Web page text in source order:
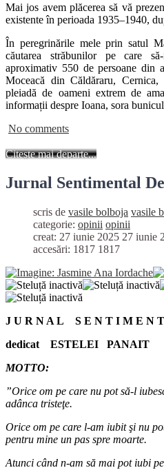
Mai jos avem plăcerea să vă
existente în perioada 1935–1940,
În peregrinările mele prin satul
căutarea străbunilor pe care
aproximativ 550 de persoane din
Moceacă din Căldăraru,
pleiadă de oameni extrem de
informații despre Ioana, sora
No comments
Citește mai departe...
Jurnal Sentimental
scris de vasile bolboja vasile
categorie: opinii opinii
creat: 27 iunie 2025 27 iunie
accesări: 1817 1817
J U R N A L S E N T I M E N
dedicat ESTELEI PANAIT
MOTTO:
”Orice om pe care nu pot să-l
adânca tristeţe.
Orice om pe care l-am iubit şi nu
pentru mine un pas spre moarte.
Atunci când n-am să mai pot iubi